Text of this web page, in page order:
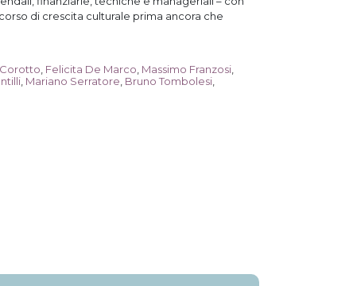
di crescita culturale prima ancora che
Felicita De Marco Massimo Franzosi
Mariano Serratore Bruno Tombolesi